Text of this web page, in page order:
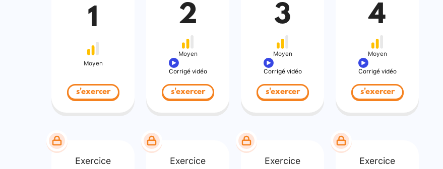
1
Moyen
s'exercer
2
Moyen
Corrigé vidéo
s'exercer
3
Moyen
Corrigé vidéo
s'exercer
4
Moyen
Corrigé vidéo
s'exercer
Exercice Exercice Exercice Exercice